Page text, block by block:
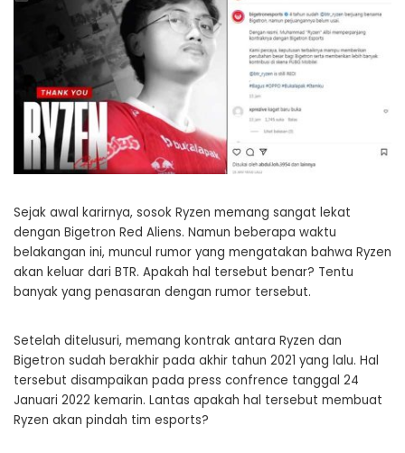
Sejak awal karirnya, sosok Ryzen memang sangat lekat
dengan Bigetron Red Aliens. Namun beberapa waktu
belakangan ini, muncul rumor yang mengatakan bahwa Ryzen
akan keluar dari BTR. Apakah hal tersebut benar? Tentu
banyak yang penasaran dengan rumor tersebut.
Setelah ditelusuri, memang kontrak antara Ryzen dan
Bigetron sudah berakhir pada akhir tahun 2021 yang lalu. Hal
tersebut disampaikan pada press confrence tanggal 24
Januari 2022 kemarin. Lantas apakah hal tersebut membuat
Ryzen akan pindah tim esports?